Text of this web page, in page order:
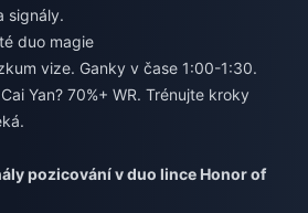
signály.
duo magie
vize. Ganky v čase 1:00-1:30.
Yan? 70%+ WR. Trénujte kroky
pozicování v duo lince Honor of